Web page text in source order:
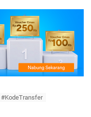
#KodeTransfer